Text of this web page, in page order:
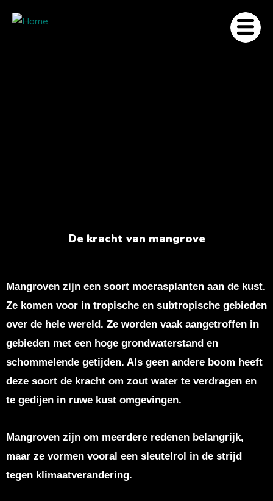
De kracht van mangrove
Mangroven zijn een soort moerasplanten aan de kust.
Ze komen voor in tropische en subtropische gebieden
over de hele wereld. Ze worden vaak aangetroffen in
gebieden met een hoge grondwaterstand en
schommelende getijden. Als geen andere boom heeft
deze soort de kracht om zout water te verdragen en
te gedijen in ruwe kust omgevingen.
Mangroven zijn om meerdere redenen belangrijk,
maar ze vormen vooral een sleutelrol in de strijd
tegen klimaatverandering.